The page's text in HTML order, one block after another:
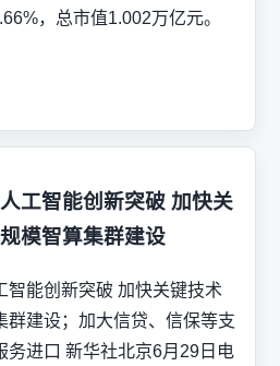
，总市值1.002万亿元。
工智能创新突破 加快关
模智算集群建设
智能创新突破 加快关键技术
群建设；加大信贷、信保等支
务进口 新华社北京6月29日电